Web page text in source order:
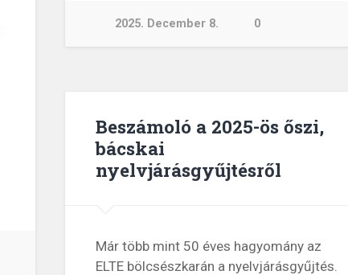
2025. December 8. 0
Beszámoló a 2025-ös őszi,
bácskai
nyelvjárásgyűjtésről
Már több mint 50 éves hagyomány az
ELTE bölcsészkarán a nyelvjárásgyűjtés.